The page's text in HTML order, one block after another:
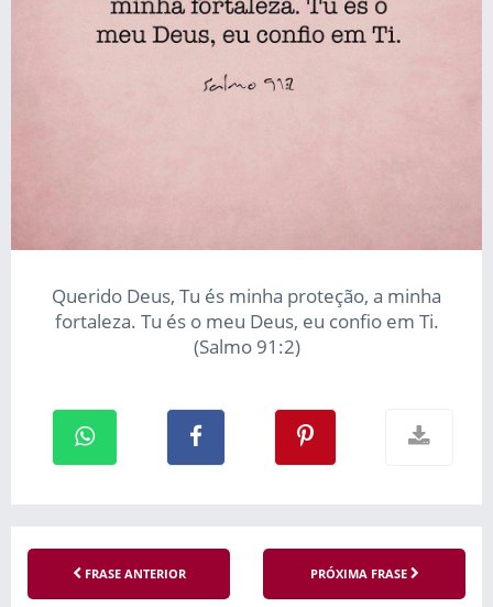
Querido Deus, Tu és minha proteção, a minha
fortaleza. Tu és o meu Deus, eu confio em Ti.
(Salmo 91:2)
FRASE ANTERIOR PRÓXIMA FRASE